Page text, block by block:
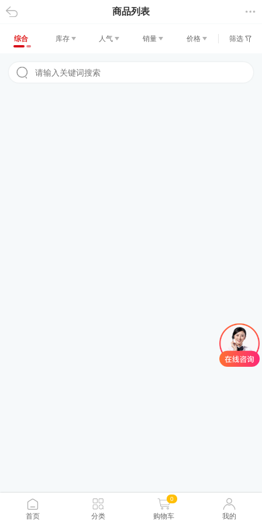
返回 商品列表
综合 库存 人气 销量 价格 筛选
首页 分类
0
购物车 我的